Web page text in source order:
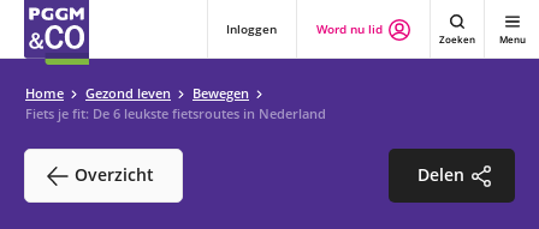
Inloggen Word nu lid
Zoeken Menu
Home Gezond leven
Bewegen
Fiets je fit: De 6 leukste fietsroutes in Nederland
Overzicht Delen